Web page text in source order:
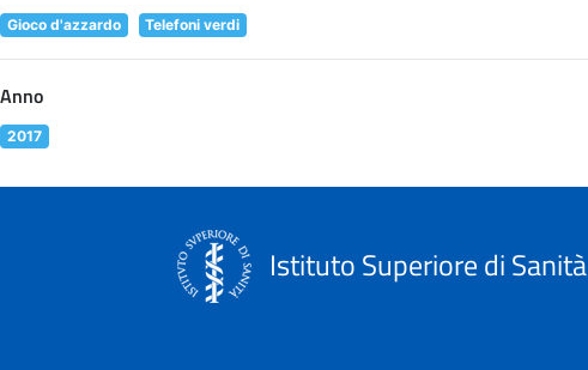
Gioco d'azzardo Telefoni verdi
Anno
2017
Istituto Superiore di Sanità